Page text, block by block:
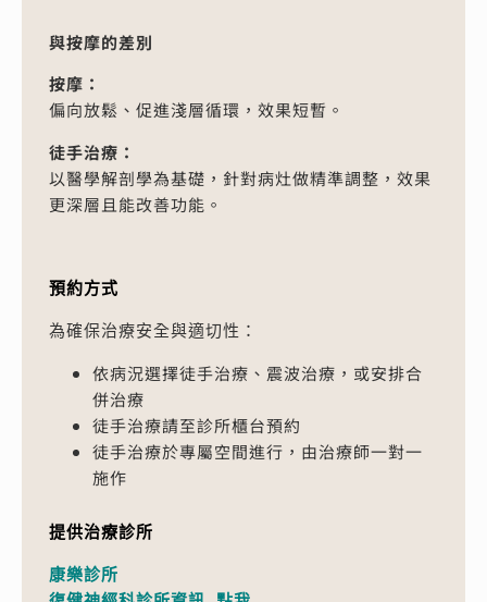
與按摩的差別
按摩：
偏向放鬆、促進淺層循環，效果短暫。
徒手治療：
以醫學解剖學為基礎，針對病灶做精準調整，效果
更深層且能改善功能。
預約方式
為確保治療安全與適切性：
依病況選擇徒手治療、震波治療，或安排合
併治療
徒手治療請至診所櫃台預約
徒手治療於專屬空間進行，由治療師一對一
施作
提供治療診所
康樂診所